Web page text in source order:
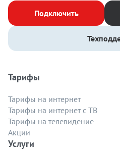
Подключить
Тарифы
Тарифы на интернет
Тарифы на интернет с ТВ
Тарифы на телевидение
Акции
Услуги